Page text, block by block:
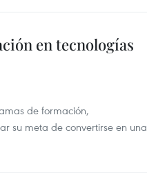
en tecnologías
de formación,
su meta de convertirse en una